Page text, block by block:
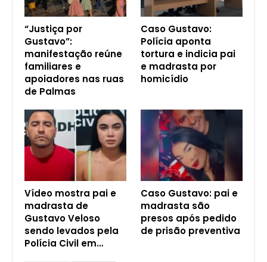
“Justiça por
Gustavo”:
manifestação reúne
familiares e
apoiadores nas ruas
de Palmas
Caso Gustavo:
Polícia aponta
tortura e indicia pai
e madrasta por
homicídio
Vídeo mostra pai e
madrasta de
Gustavo Veloso
sendo levados pela
Polícia Civil em…
Caso Gustavo: pai e
madrasta são
presos após pedido
de prisão preventiva